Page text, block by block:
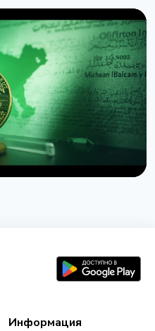
Nasdaq на биткоин
Информация